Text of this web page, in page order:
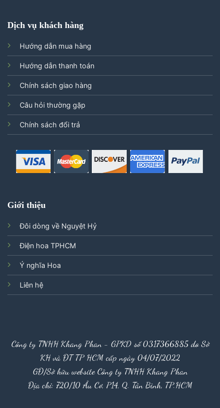
Dịch vụ khách hàng
Hướng dẫn mua hàng
Hướng dẫn thanh toán
Chính sách giao hàng
Câu hỏi thường gặp
Chính sách đổi trả
Giới thiệu
Đôi dòng về Nguyệt Hỷ
Điện hoa TPHCM
Ý nghĩa Hoa
Liên hệ
Công ty TNHH Khang Phan - GPKD số 0317366885 do Sở
KH và ĐT TP HCM cấp ngày 04/07/2022
GĐ/Sở hữu website Công ty TNHH Khang Phan
Địa chỉ: 720/10 Âu Cơ, P14, Q. Tân Bình, TP.HCM